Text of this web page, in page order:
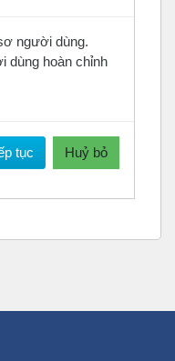
người dùng.
dùng hoàn chỉnh
tục Huỷ bỏ